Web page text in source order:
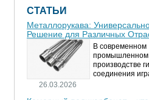
СТАТЬИ
Металлорукава:
Решение для Различных
26.03.2026
В современном
промышленном
производстве
соединения